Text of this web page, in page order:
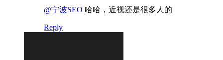
@宁波SEO 哈哈，近视还是很多人的
Reply